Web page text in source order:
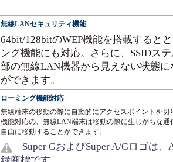
無線LANセキュリティ機能
64bit/128bitのWEP機能を搭載すると
ング機能にも対応。さらに、SSIDス
部の無線LAN機器から見えない状態
ができます。
ローミング機能対応
無線端末の移動の際に自動的にアクセスポイントを
機能対応の、無線LAN端末は移動の際に生じがちな
自由に移動することができます。
Super GおよびSuper A/Gロゴは、